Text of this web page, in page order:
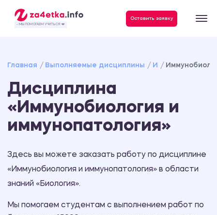
- МЫ ПОМОГАЕМ УЧИТЬСЯ ❤️
Оставить заявку
Главная Выполняемые дисциплины И
Дисциплина
«Иммунобиология и
иммунопатология»
Здесь вы можете заказать работу по дисциплине
«Иммунобиология и иммунопатология» в области
знаний «Биология».
Мы помогаем студентам с выполнением работ по